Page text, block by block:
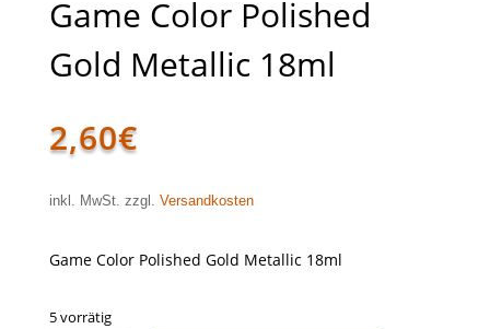
Game Color Polished
Gold Metallic 18ml
2,60€
inkl. MwSt. zzgl. Versandkosten
Game Color Polished Gold Metallic 18ml
5 vorrätig